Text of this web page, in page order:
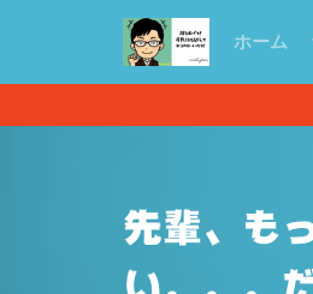
ホーム
先輩、も